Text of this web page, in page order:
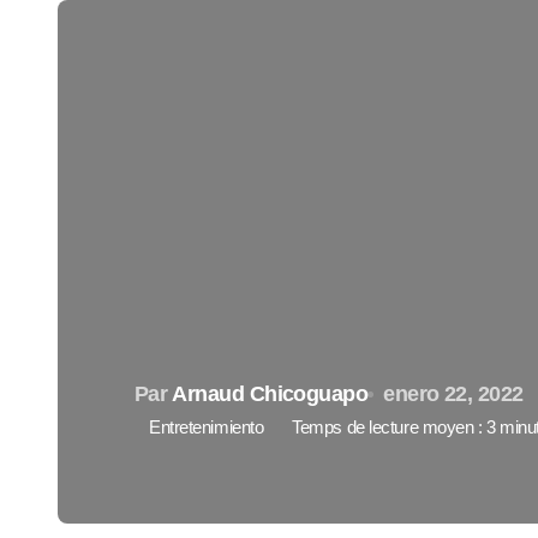
Par Arnaud Chicoguapo enero 22, 2022
Entretenimiento Temps de lecture moyen : 3